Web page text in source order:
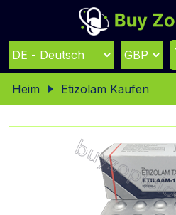
Heim Etizolam Kaufen